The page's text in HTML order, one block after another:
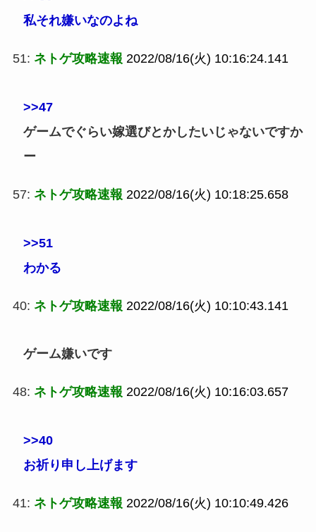
私それ嫌いなのよね
51: ネトゲ攻略速報 2022/08/16(火) 10:16:24.141
>>47
ゲームでぐらい嫁選びとかしたいじゃないですか
ー
57: ネトゲ攻略速報 2022/08/16(火) 10:18:25.658
>>51
わかる
40: ネトゲ攻略速報 2022/08/16(火) 10:10:43.141
ゲーム嫌いです
48: ネトゲ攻略速報 2022/08/16(火) 10:16:03.657
>>40
お祈り申し上げます
41: ネトゲ攻略速報 2022/08/16(火) 10:10:49.426